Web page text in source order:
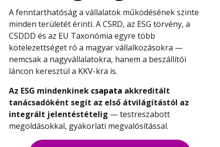
Ajánlatkérés
Ez egy automatikus javaslat funkcióval
Nincs javaslat, mert üres a keresőmező.
A fenntarthatóság a vállalatok működésének szinte
minden területét érinti. A CSRD, az ESG törvény, a
CSDDD és az EU Taxonómia egyre több
kötelezettséget ró a magyar vállalkozásokra —
nemcsak a nagyvállalatokra, hanem a beszállítói
láncon keresztül a KKV-kra is.
Az ESG mindenkinek csapata akkreditált
tanácsadóként segít az első átvilágítástól az
integrált jelentéstételig — testreszabott
megoldásokkal, gyakorlati megvalósítással.